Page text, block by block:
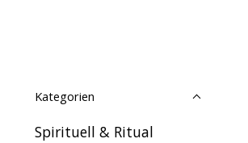
Kategorien
Spirituell & Ritual